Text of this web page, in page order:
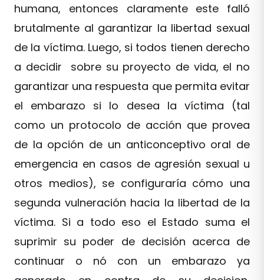
humana, entonces claramente este falló
brutalmente al garantizar la libertad sexual
de la víctima. Luego, si todos tienen derecho
a decidir sobre su proyecto de vida, el no
garantizar una respuesta que permita evitar
el embarazo si lo desea la víctima (tal
como un protocolo de acción que provea
de la opción de un anticonceptivo oral de
emergencia en casos de agresión sexual u
otros medios), se configuraría cómo una
segunda vulneración hacia la libertad de la
víctima. Si a todo eso el Estado suma el
suprimir su poder de decisión acerca de
continuar o nó con un embarazo ya